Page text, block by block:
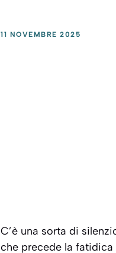
11 NOVEMBRE 2025
C’è una sorta di
che precede la fatidica